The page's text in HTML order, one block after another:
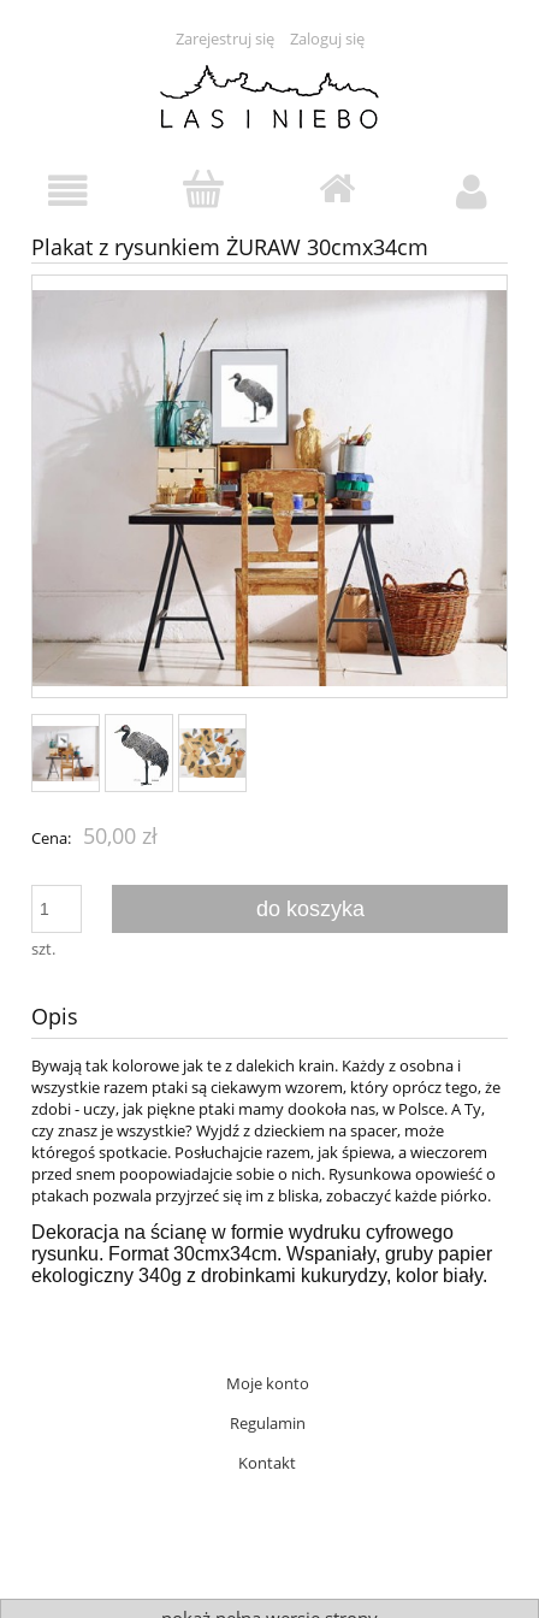
Zarejestruj się Zaloguj się
Plakat z rysunkiem ŻURAW 30cmx34cm
Cena: 50,00 zł
szt.
do koszyka
Opis
Bywają tak kolorowe jak te z dalekich krain. Każdy z osobna i
wszystkie razem ptaki są ciekawym wzorem, który oprócz tego, że
zdobi - uczy, jak piękne ptaki mamy dookoła nas, w Polsce. A Ty,
czy znasz je wszystkie? Wyjdź z dzieckiem na spacer, może
któregoś spotkacie. Posłuchajcie razem, jak śpiewa, a wieczorem
przed snem poopowiadajcie sobie o nich. Rysunkowa opowieść o
ptakach pozwala przyjrzeć się im z bliska, zobaczyć każde piórko.
Dekoracja na ścianę w formie wydruku cyfrowego
rysunku. Format 30cmx34cm. Wspaniały, gruby papier
ekologiczny 340g z drobinkami kukurydzy, kolor biały.
Moje konto
Regulamin
Kontakt